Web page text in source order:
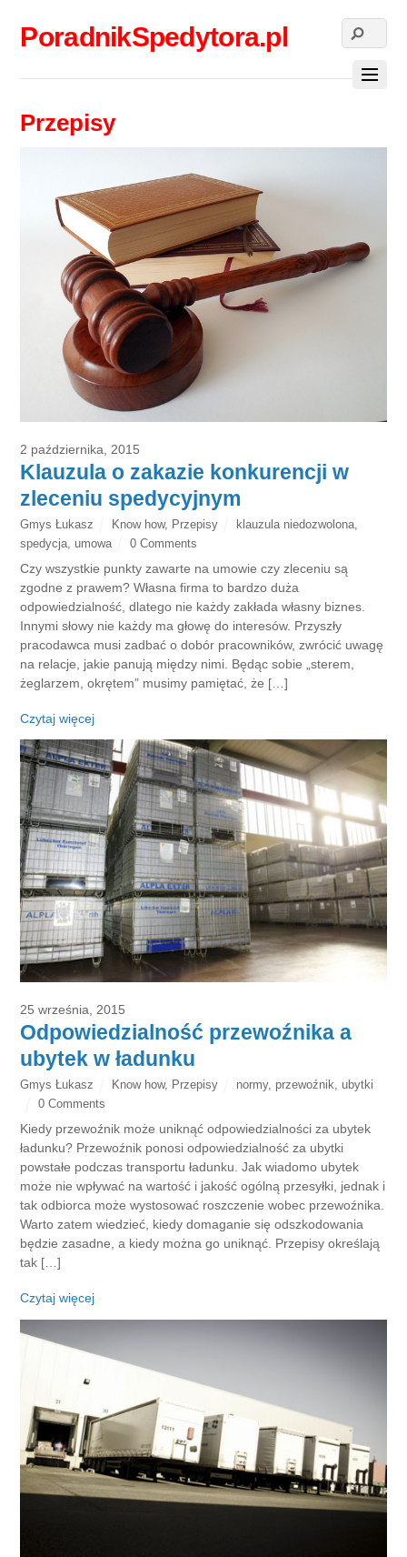
PoradnikSpedytora.pl
Przepisy
2 października, 2015
Klauzula o zakazie konkurencji w
zleceniu spedycyjnym
Gmys Łukasz Know how, Przepisy klauzula niedozwolona,
spedycja,umowa 0 Comments
Czy wszystkie punkty zawarte na umowie czy zleceniu są
zgodne z prawem? Własna firma to bardzo duża
odpowiedzialność, dlatego nie każdy zakłada własny biznes.
Innymi słowy nie każdy ma głowę do interesów. Przyszły
pracodawca musi zadbać o dobór pracowników, zwrócić uwagę
na relacje, jakie panują między nimi. Będąc sobie „sterem,
żeglarzem, okrętem” musimy pamiętać, że […]
Czytaj więcej
25 września, 2015
Odpowiedzialność przewoźnika a
ubytek w ładunku
Gmys Łukasz Know how, Przepisy normy, przewoźnik, ubytki
0 Comments
Kiedy przewoźnik może uniknąć odpowiedzialności za ubytek
ładunku? Przewoźnik ponosi odpowiedzialność za ubytki
powstałe podczas transportu ładunku. Jak wiadomo ubytek
może nie wpływać na wartość i jakość ogólną przesyłki, jednak i
tak odbiorca może wystosować roszczenie wobec przewoźnika.
Warto zatem wiedzieć, kiedy domaganie się odszkodowania
będzie zasadne, a kiedy można go uniknąć. Przepisy określają
tak […]
Czytaj więcej